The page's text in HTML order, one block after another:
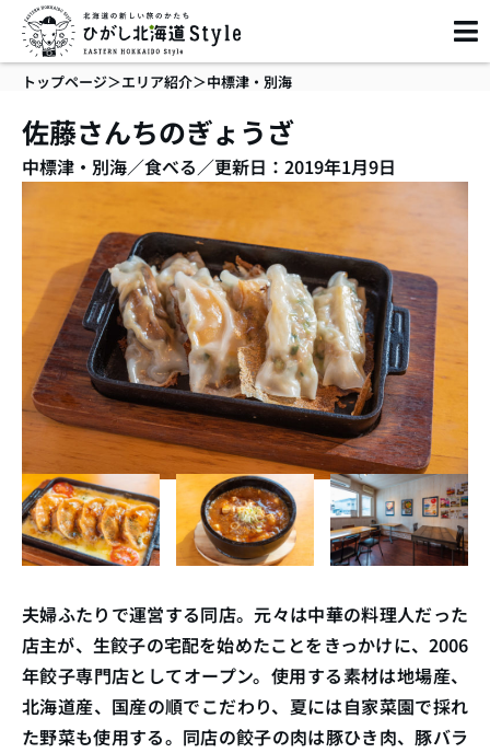
を
トップページ＞エリア紹介＞中標津・別海
佐藤さんちのぎょうざ
中標津・別海／食べる／更新日：2019年1月9日
夫婦ふたりで運営する同店。元々は中華の料理人だった
店主が、生餃子の宅配を始めたことをきっかけに、2006
年餃子専門店としてオープン。使用する素材は地場産、
北海道産、国産の順でこだわり、夏には自家菜園で採れ
た野菜も使用する。同店の餃子の肉は豚ひき肉、豚バラ